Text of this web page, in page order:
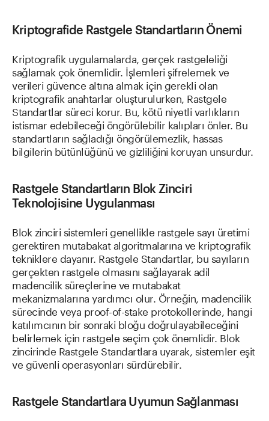
Kriptografide Rastgele Standartların Önemi
Kriptografik uygulamalarda, gerçek rastgeleliği
sağlamak çok önemlidir. İşlemleri şifrelemek ve
verileri güvence altına almak için gerekli olan
kriptografik anahtarlar oluşturulurken, Rastgele
Standartlar süreci korur. Bu, kötü niyetli varlıkların
istismar edebileceği öngörülebilir kalıpları önler. Bu
standartların sağladığı öngörülemezlik, hassas
bilgilerin bütünlüğünü ve gizliliğini koruyan unsurdur.
Rastgele Standartların Blok Zinciri
Teknolojisine Uygulanması
Blok zinciri sistemleri genellikle rastgele sayı üretimi
gerektiren mutabakat algoritmalarına ve kriptografik
tekniklere dayanır. Rastgele Standartlar, bu sayıların
gerçekten rastgele olmasını sağlayarak adil
madencilik süreçlerine ve mutabakat
mekanizmalarına yardımcı olur. Örneğin, madencilik
sürecinde veya proof-of-stake protokollerinde, hangi
katılımcının bir sonraki bloğu doğrulayabileceğini
belirlemek için rastgele seçim çok önemlidir. Blok
zincirinde Rastgele Standartlara uyarak, sistemler eşit
ve güvenli operasyonları sürdürebilir.
Rastgele Standartlara Uyumun Sağlanması